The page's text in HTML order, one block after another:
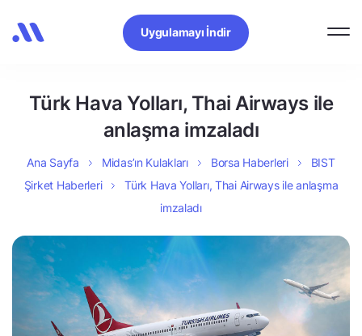
Uygulamayı İndir
Türk Hava Yolları, Thai Airways ile
anlaşma imzaladı
Ana Sayfa Midas’ın Kulakları Borsa Haberleri
BIST
Şirket Haberleri
Türk Hava Yolları, Thai Airways ile anlaşma
imzaladı